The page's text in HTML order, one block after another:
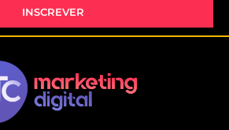
INSCREVER